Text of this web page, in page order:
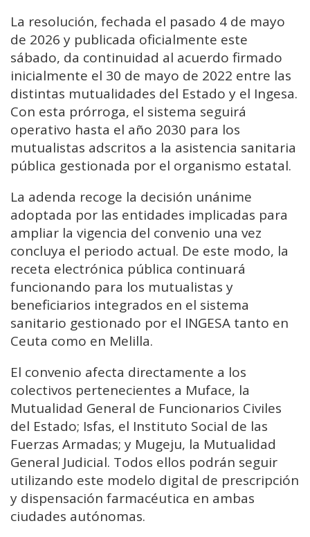
La resolución, fechada el pasado 4 de mayo
de 2026 y publicada oficialmente este
sábado, da continuidad al acuerdo firmado
inicialmente el 30 de mayo de 2022 entre las
distintas mutualidades del Estado y el Ingesa.
Con esta prórroga, el sistema seguirá
operativo hasta el año 2030 para los
mutualistas adscritos a la asistencia sanitaria
pública gestionada por el organismo estatal.
La adenda recoge la decisión unánime
adoptada por las entidades implicadas para
ampliar la vigencia del convenio una vez
concluya el periodo actual. De este modo, la
receta electrónica pública continuará
funcionando para los mutualistas y
beneficiarios integrados en el sistema
sanitario gestionado por el INGESA tanto en
Ceuta como en Melilla.
El convenio afecta directamente a los
colectivos pertenecientes a Muface, la
Mutualidad General de Funcionarios Civiles
del Estado; Isfas, el Instituto Social de las
Fuerzas Armadas; y Mugeju, la Mutualidad
General Judicial. Todos ellos podrán seguir
utilizando este modelo digital de prescripción
y dispensación farmacéutica en ambas
ciudades autónomas.